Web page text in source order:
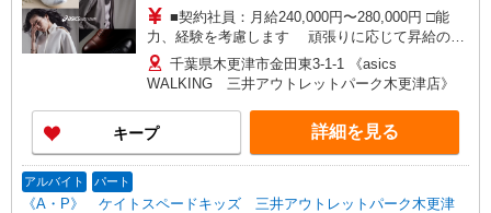
■契約社員：月給240,000円〜280,000円 □能
力、経験を考慮します 頑張りに応じて昇給の可
能性あり □別途交通費全額支給 □役職任用時、各
種手当あり □アルバイト・パートタイムスタッフ
(時給1,400円〜1,600円)同時募集中！ ・1日あたり
実働5時間〜最大7.5時間(実働6時間を超過する場
合は別途休憩あり)×週2日から相談OK！
千葉県木更津市金田東3-1-1 《asics
WALKING 三井アウトレットパーク木更津店》
キープ 詳細を見る
アルバイト パート
《A・P》 ケイトスペードキッズ 三井アウトレットパーク木更津